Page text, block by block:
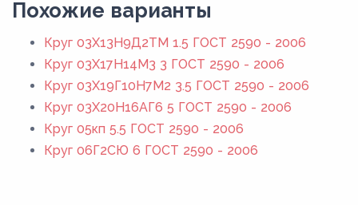
Похожие варианты
Круг 03Х13Н9Д2ТМ 1.5 ГОСТ 2590 - 2006
Круг 03Х17Н14М3 3 ГОСТ 2590 - 2006
Круг 03Х19Г10Н7М2 3.5 ГОСТ 2590 - 2006
Круг 03Х20Н16АГ6 5 ГОСТ 2590 - 2006
Круг 05кп 5.5 ГОСТ 2590 - 2006
Круг 06Г2СЮ 6 ГОСТ 2590 - 2006